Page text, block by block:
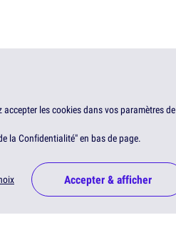
les cookies dans vos paramètres de
la Confidentialité" en bas de page.
Accepter & afficher